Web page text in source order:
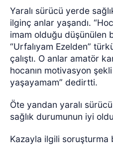
Yaralı sürücü yerde
ilginç anlar yaşandı.
imam olduğu düşünülen
“Urfalıyam Ezelden”
çalıştı. O anlar amatör
hocanın motivasyon
yaşayamam” dedirtti.
Öte yandan yaralı
sağlık durumunun iyi
Kazayla ilgili soruşturma